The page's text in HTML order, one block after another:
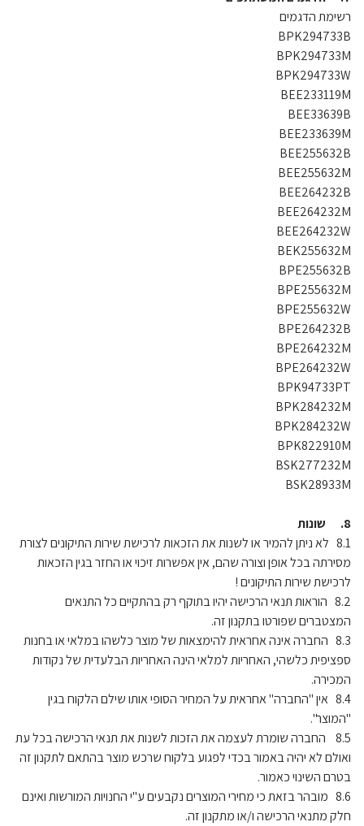
רשימת הדגמים
BPK294733B
BPK294733M
BPK294733W
BEE233119M
BEE33639B
BEE233639M
BEE255632B
BEE255632M
BEE264232B
BEE264232M
BEE264232W
BEK255632M
BPE255632B
BPE255632M
BPE255632W
BPE264232B
BPE264232M
BPE264232W
BPK94733PT
BPK284232M
BPK284232W
BPK822910M
BSK277232M
BSK28933M
8. שונות
8.1 לא ניתן להמיר או לשנות את הזכאות לרכישת שירות התיקונים לצורת
מסירתה בכל אופן וצורה שהם, אין אפשרות זיכוי או החזר בגין הזכאות
לרכישת שירות התיקונים !
8.2 הוראות תנאי הרכישה יהיו בתוקף רק בהתקיים כל התנאים
המצטברים שפורטו בתקנון זה.
8.3 החברה אינה אחראית להימצאות של מוצר כלשהו במלאי או בחנות
ספציפית כלשהי, האחריות למלאי הינה האחריות הבלעדית של נקודות
המכירה.
8.4 אין "החברה" אחראית על המחיר הסופי אותו שילם הלקוח בגין
"המוצר".
8.5 החברה שומרת לעצמה את הזכות לשנות את תנאי הרכישה בכל עת
ואולם לא יהיה באמור בכדי לפגוע בלקוח שרכש מוצר בהתאם לתקנון זה
בטרם השינוי כאמור.
8.6 מובהר בזאת כי מחירי המוצרים נקבעים ע"י החנויות המורשות ואינם
חלק מתנאי הרכישה ו/או מתקנון זה.